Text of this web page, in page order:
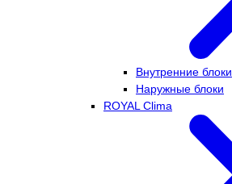
Внутренние блоки
Наружные блоки
ROYAL Clima